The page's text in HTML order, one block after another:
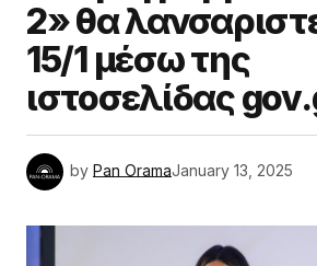
2» θα
15/1 μέσω της
ιστοσελίδας
by Pan OramaJanuary 13, 2025